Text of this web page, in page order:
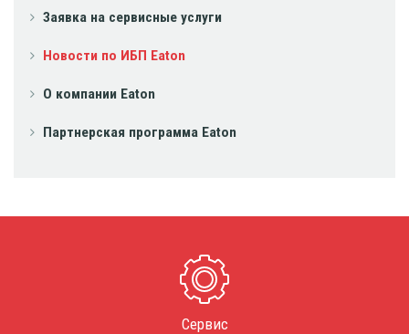
Заявка на сервисные услуги
Новости по ИБП Eaton
О компании Eaton
Партнерская программа Eaton
Сервис